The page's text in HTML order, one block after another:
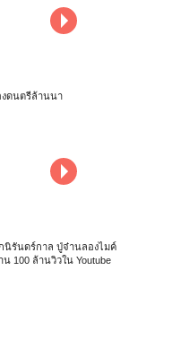
งดนตรีล้านนา
นิรันดร์กาล ปู่จ๋านลองไมค์
น 100 ล้านวิวใน Youtube